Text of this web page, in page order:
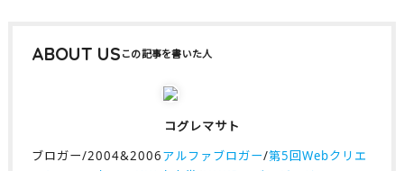
ABOUT US
コグレマサト
ブロガー/2004&2006アルファブロガー/第5回Webクリエ